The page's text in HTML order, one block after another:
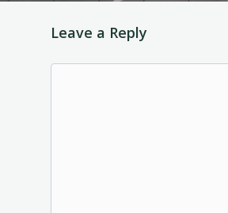
Leave a Reply